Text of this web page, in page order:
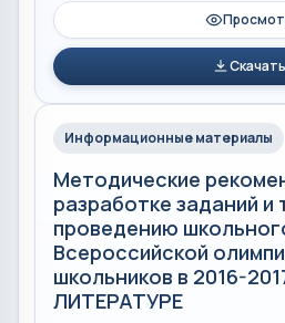
Скачать
Информационные материалы
Методические
разработке заданий и
проведению
Всероссийской
школьников в 2016-
ЛИТЕРАТУРЕ